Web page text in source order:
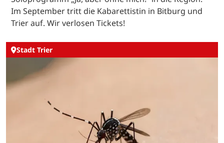
Im September tritt die Kabarettistin in Bitburg und
Trier auf. Wir verlosen Tickets!
Stadt Trier